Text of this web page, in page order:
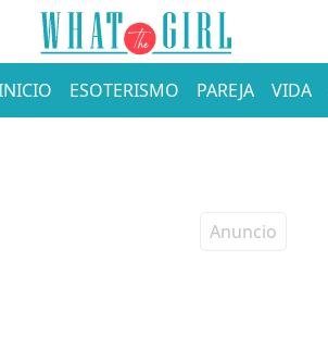
ESOTERISMO PAREJA VIDA